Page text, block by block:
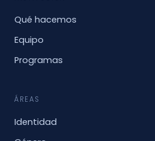
Qué hacemos
Equipo
Programas
ÁREAS
Identidad